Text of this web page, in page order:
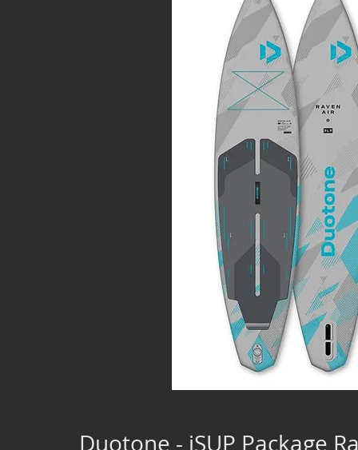
Duotone - iSUP Package